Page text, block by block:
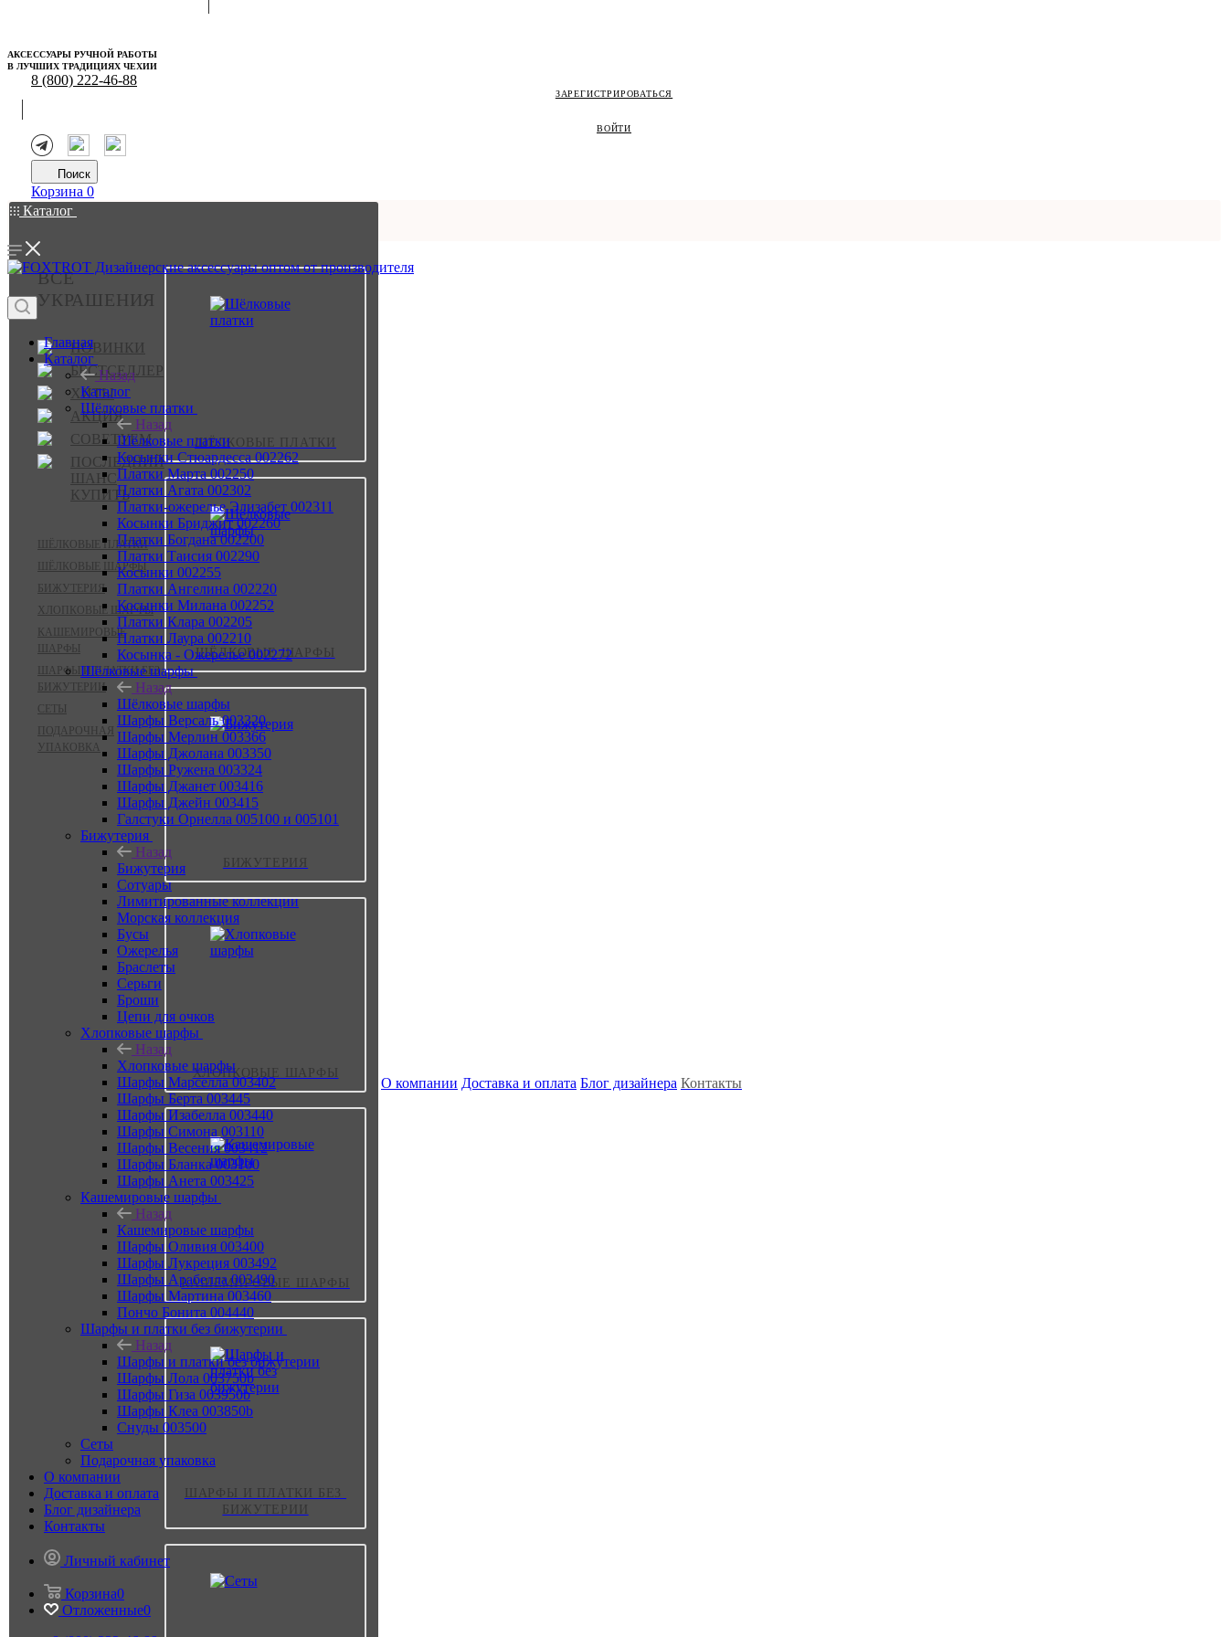
АКСЕССУАРЫ РУЧНОЙ РАБОТЫ
В ЛУЧШИХ ТРАДИЦИЯХ ЧЕХИИ
8 (800) 222-46-88
ЗАРЕГИСТРИРОВАТЬСЯ
ВОЙТИ
Поиск
Корзина 0
Каталог
ВСЕ
УКРАШЕНИЯ
НОВИНКИ
БЕСТСЕЛЛЕР
ХИТЫ
АКЦИЯ
СОВЕТУЕМ
ПОСЛЕДНИЙ
ШАНС
КУПИТЬ
ШЁЛКОВЫЕ ПЛАТКИ
ШЁЛКОВЫЕ ШАРФЫ
БИЖУТЕРИЯ
ХЛОПКОВЫЕ ШАРФЫ
КАШЕМИРОВЫЕ
ШАРФЫ
ШАРФЫ И ПЛАТКИ БЕЗ
БИЖУТЕРИИ
СЕТЫ
ПОДАРОЧНАЯ
УПАКОВКА
ШЁЛКОВЫЕ ПЛАТКИ
ШЁЛКОВЫЕ ШАРФЫ
БИЖУТЕРИЯ
ХЛОПКОВЫЕ ШАРФЫ
КАШЕМИРОВЫЕ ШАРФЫ
ШАРФЫ И ПЛАТКИ БЕЗ
БИЖУТЕРИИ
О компании Доставка и оплата Блог дизайнера Контакты
Главная
Каталог
Назад
Каталог
Шёлковые платки
Назад
Шёлковые платки
Косынки Стюардесса 002262
Платки Марта 002250
Платки Агата 002302
Платки-ожерелье Элизабет 002311
Косынки Бриджит 002260
Платки Богдана 002200
Платки Таисия 002290
Косынки 002255
Платки Ангелина 002220
Косынки Милана 002252
Платки Клара 002205
Платки Лаура 002210
Косынка - Ожерелье 002272
Шёлковые шарфы
Назад
Шёлковые шарфы
Шарфы Версаль 003320
Шарфы Мерлин 003366
Шарфы Джолана 003350
Шарфы Ружена 003324
Шарфы Джанет 003416
Шарфы Джейн 003415
Галстуки Орнелла 005100 и 005101
Бижутерия
Назад
Бижутерия
Сотуары
Лимитированные коллекции
Морская коллекция
Бусы
Ожерелья
Браслеты
Серьги
Броши
Цепи для очков
Хлопковые шарфы
Назад
Хлопковые шарфы
Шарфы Марселла 003402
Шарфы Берта 003445
Шарфы Изабелла 003440
Шарфы Симона 003110
Шарфы Весения 003412
Шарфы Бланка 003100
Шарфы Анета 003425
Кашемировые шарфы
Назад
Кашемировые шарфы
Шарфы Оливия 003400
Шарфы Лукреция 003492
Шарфы Арабелла 003490
Шарфы Мартина 003460
Пончо Бонита 004440
Шарфы и платки без бижутерии
Назад
Шарфы и платки без бижутерии
Шарфы Лола 003750b
Шарфы Гиза 003950b
Шарфы Клеа 003850b
Снуды 003500
Сеты
Подарочная упаковка
О компании
Доставка и оплата
Блог дизайнера
Контакты
Личный кабинет
Корзина0
Отложенные0